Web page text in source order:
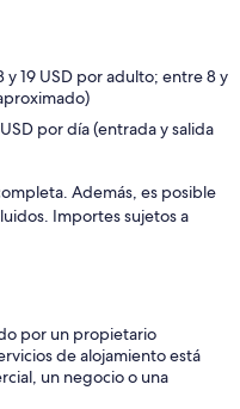
y 19 USD por adulto; entre 8 y
por día (entrada y salida
Además, es posible
Importes sujetos a
por un propietario
de alojamiento está
un negocio o una